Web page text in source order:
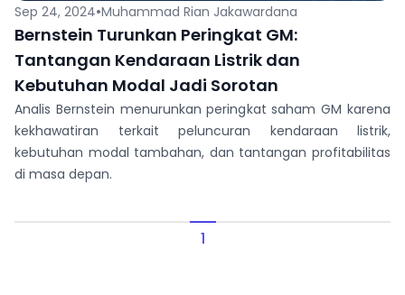
Sep 24, 2024•Muhammad Rian Jakawardana
Bernstein Turunkan Peringkat GM:
Tantangan Kendaraan Listrik dan
Kebutuhan Modal Jadi Sorotan
Analis Bernstein menurunkan peringkat saham GM karena
kekhawatiran terkait peluncuran kendaraan listrik,
kebutuhan modal tambahan, dan tantangan profitabilitas
di masa depan.
1